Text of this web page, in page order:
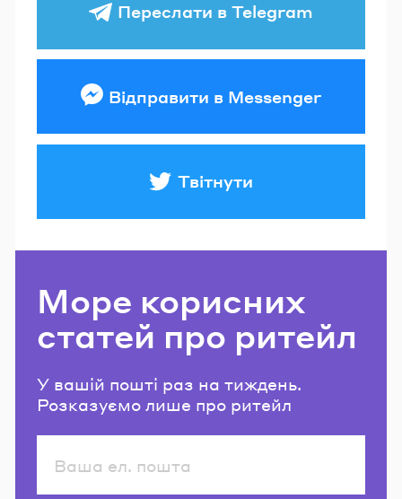
Переслати в Telegram
Відправити в Messenger
Твітнути
Море корисних
статей про ритейл
У вашій пошті раз на тиждень.
Розказуємо лише про ритейл